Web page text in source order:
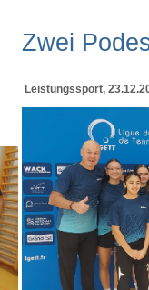
Zwei
Leistungssport,